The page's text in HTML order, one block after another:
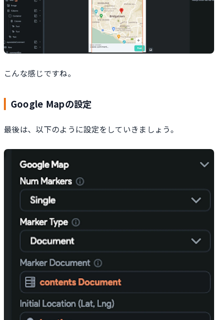
こんな感じですね。
Google Mapの設定
最後は、以下のように設定をしていきましょう。